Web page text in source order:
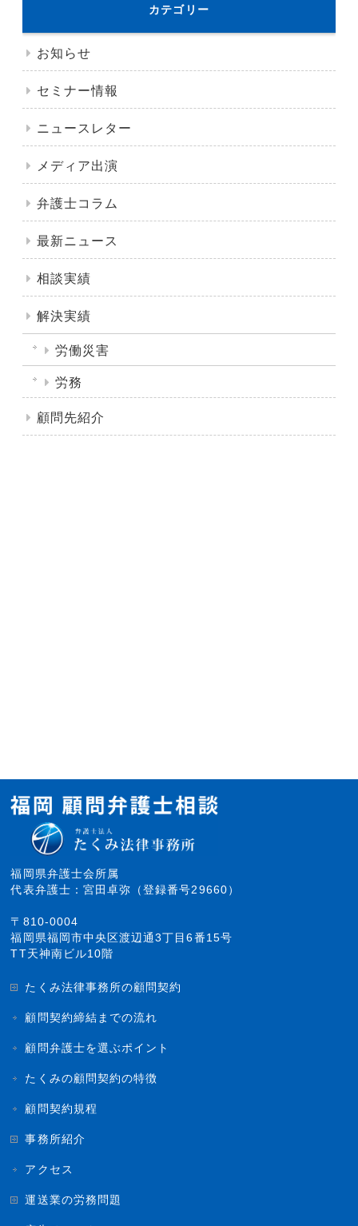
カテゴリー
お知らせ
セミナー情報
ニュースレター
メディア出演
弁護士コラム
最新ニュース
相談実績
解決実績
労働災害
労務
顧問先紹介
福岡県弁護士会所属
代表弁護士：宮田卓弥（登録番号29660）
〒810-0004
福岡県福岡市中央区渡辺通3丁目6番15号
TT天神南ビル10階
たくみ法律事務所の顧問契約
顧問契約締結までの流れ
顧問弁護士を選ぶポイント
たくみの顧問契約の特徴
顧問契約規程
事務所紹介
アクセス
運送業の労務問題